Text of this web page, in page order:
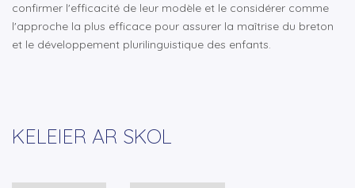
confirmer l'efficacité de leur modèle et le considérer comme
l'approche la plus efficace pour assurer la maîtrise du breton
et le développement plurilinguistique des enfants.
KELEIER AR SKOL